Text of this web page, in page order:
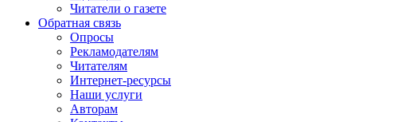
Читатели о газете
Обратная связь
Опросы
Рекламодателям
Читателям
Интернет-ресурсы
Наши услуги
Авторам